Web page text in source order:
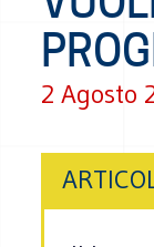
2 Agosto